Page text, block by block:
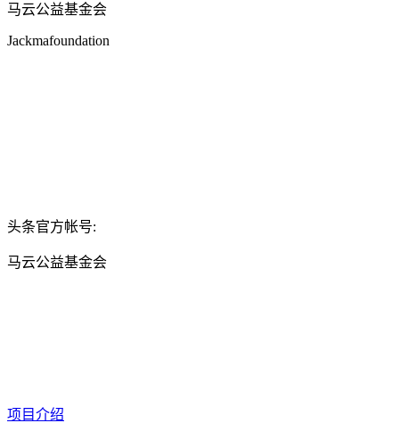
马云公益基金会
Jackmafoundation
头条官方帐号:
马云公益基金会
项目介绍